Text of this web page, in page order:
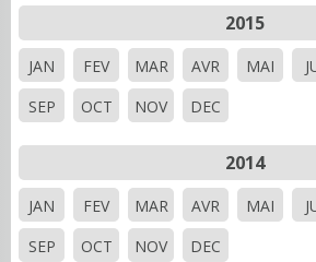
2015
JAN FEV MAR AVR MAI
SEP
OCT NOV DEC
2014
JAN FEV MAR AVR MAI
SEP
OCT NOV DEC